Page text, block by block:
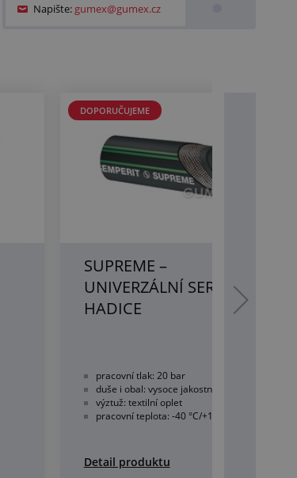
Napište: gumex@gumex.cz
DOPORUČUJEME
SUPREME –
UNIVERZÁLNÍ SERVISNÍ
HADICE
pracovní tlak: 20 bar
duše i obal: vysoce jakostní pryž
výztuž: textilní oplet
pracovní teplota: -40 °C/+135 °C
Detail produktu